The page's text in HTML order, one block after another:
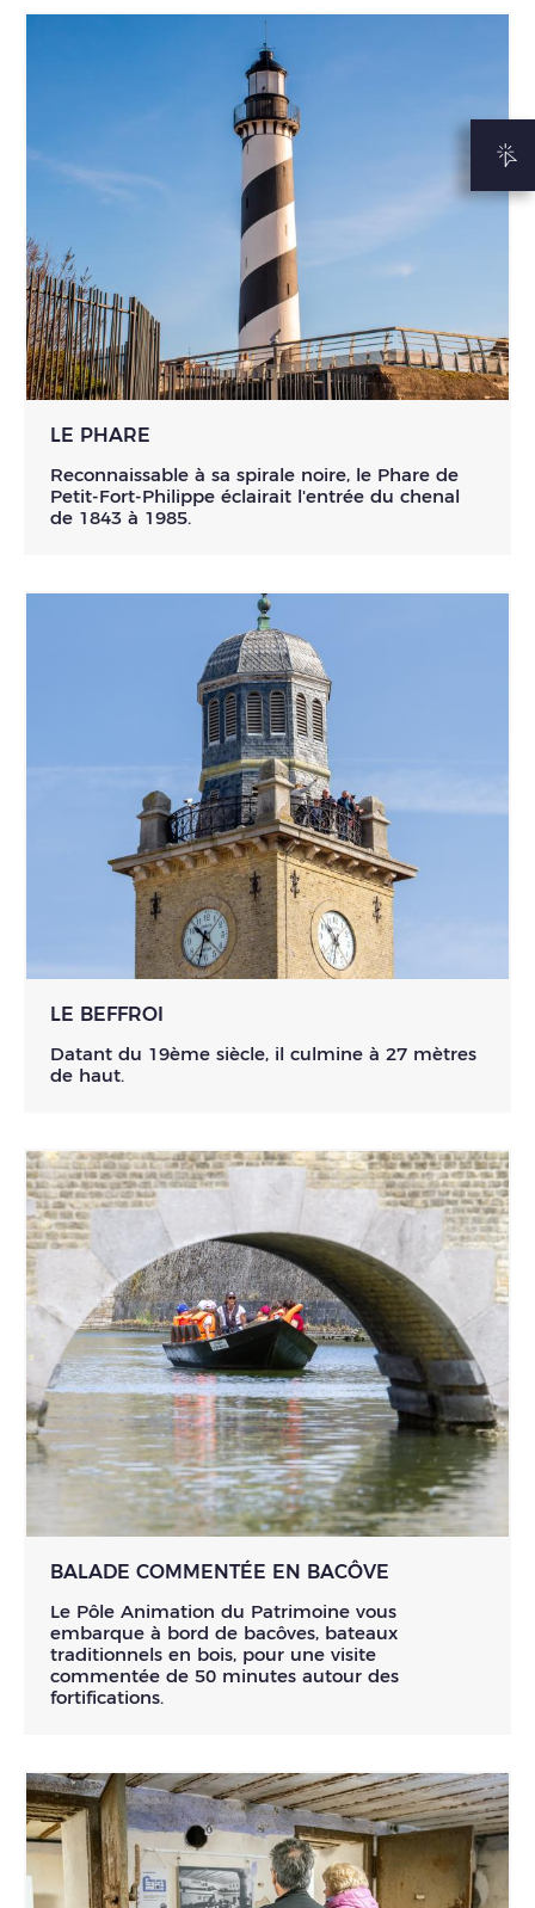
LE PHARE
Reconnaissable à sa spirale noire, le Phare de
Petit-Fort-Philippe éclairait l'entrée du chenal
de 1843 à 1985.
LE BEFFROI
Datant du 19ème siècle, il culmine à 27 mètres
de haut.
BALADE COMMENTÉE EN BACÔVE
Le Pôle Animation du Patrimoine vous
embarque à bord de bacôves, bateaux
traditionnels en bois, pour une visite
commentée de 50 minutes autour des
fortifications.